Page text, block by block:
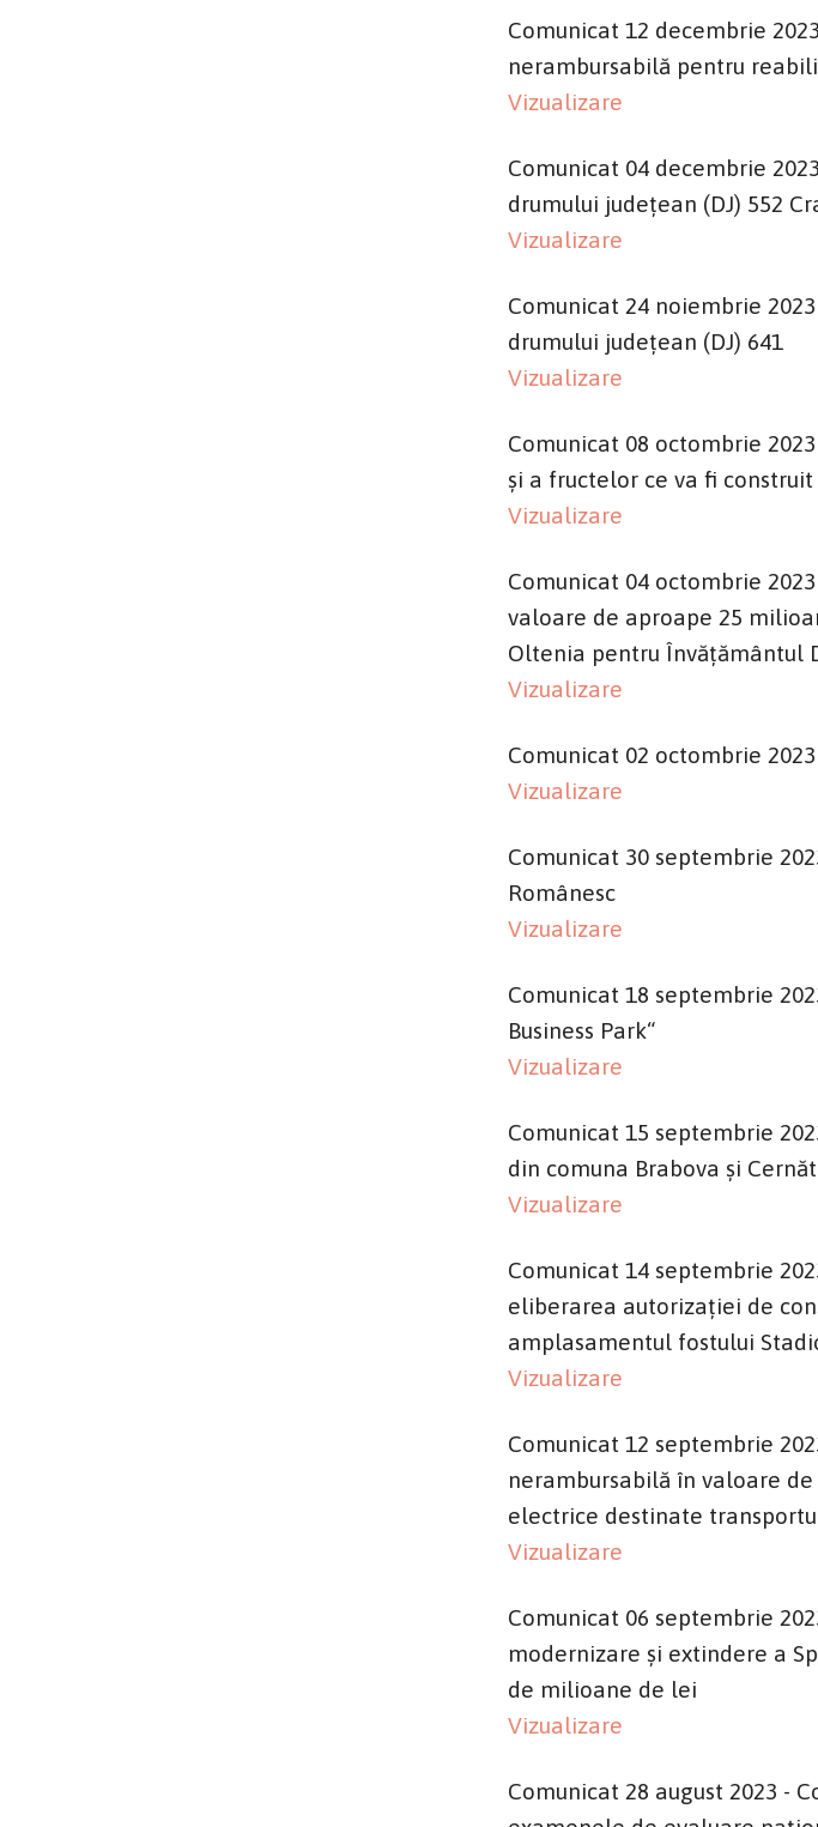
Comunicat 12 decembrie
nerambursabilă pentru
Vizualizare
Comunicat 04 decembrie
drumului județean (DJ) 552
Vizualizare
Comunicat 24 noiembrie
drumului județean (DJ) 641
Vizualizare
Comunicat 08 octombrie
și a fructelor ce va fi
Vizualizare
Comunicat 04 octombrie
valoare de aproape 25
Oltenia pentru Învățământul
Vizualizare
Comunicat 02 octombrie
Vizualizare
Comunicat 30 septembrie
Românesc
Vizualizare
Comunicat 18 septembrie
Business Park“
Vizualizare
Comunicat 15 septembrie
din comuna Brabova și
Vizualizare
Comunicat 14 septembrie
eliberarea autorizației de
amplasamentul fostului
Vizualizare
Comunicat 12 septembrie
nerambursabilă în valoare
electrice destinate
Vizualizare
Comunicat 06 septembrie
modernizare și extindere a
de milioane de lei
Vizualizare
Comunicat 28 august 2023 -